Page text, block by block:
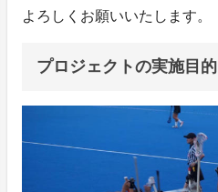
よろしくお願いいたします。
プロジェクトの実施目的